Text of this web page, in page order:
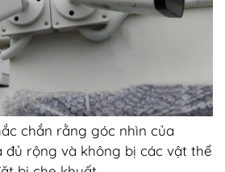
chắn rằng góc nhìn của
đủ rộng và không bị các vật thể